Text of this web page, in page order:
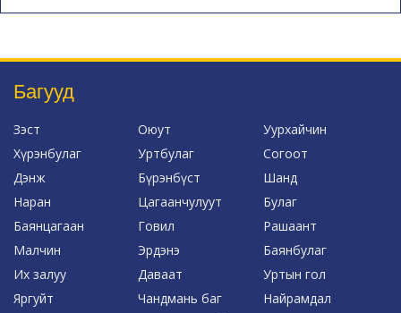
Багууд
Зэст Оюут
Уурхайчин
Хүрэнбулаг
Уртбулаг
Согоот
Дэнж
Бүрэнбүст
Шанд
Наран
Цагаанчулуут
Булаг
Баянцагаан
Говил
Рашаант
Малчин
Эрдэнэ
Баянбулаг
Их залуу
Даваат
Уртын гол
Яргуйт
Чандмань баг
Найрамдал